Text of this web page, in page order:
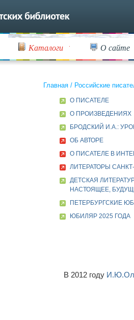
Каталоги О сайте
Главная / Российские
О ПИСАТЕЛЕ
О ПРОИЗВЕДЕНИЯХ
БРОДСКИЙ И.А.:
ОБ АВТОРЕ
О ПИСАТЕЛЕ В
ЛИТЕРАТОРЫ
ДЕТСКАЯ
НАСТОЯЩЕЕ,
ПЕТЕРБУРГСКИЕ
ЮБИЛЯР 2025 ГОДА
В 2012 году